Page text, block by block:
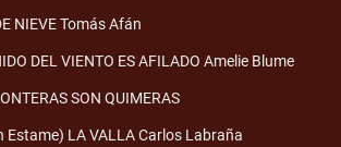
NIEVE Tomás Afán
DEL VIENTO ES AFILADO Amelie Blume
SON QUIMERAS
Estame) LA VALLA Carlos Labraña